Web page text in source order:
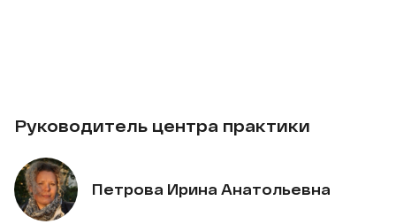
Руководитель центра практики
Петрова Ирина Анатольевна